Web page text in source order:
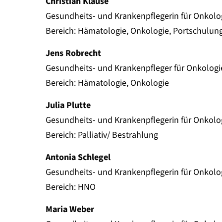
Gesundheits- und Krankenpflegerin für
Bereich: Hämatologie, Onkologie,
Jens Robrecht
Gesundheits- und Krankenpfleger für
Bereich: Hämatologie, Onkologie
Julia Plutte
Gesundheits- und Krankenpflegerin für
Bereich: Palliativ/ Bestrahlung
Antonia Schlegel
Gesundheits- und Krankenpflegerin für
Bereich: HNO
Maria Weber